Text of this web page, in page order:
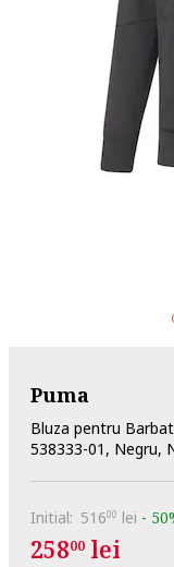
Puma
Bluza pentru
538333-01, Negru,
Initial: 51600 lei -
25800 lei